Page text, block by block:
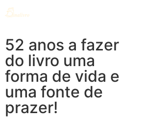
52 anos a fazer
do livro uma
forma de vida e
uma fonte de
prazer!